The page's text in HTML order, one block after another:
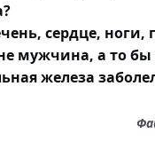
сердце, ноги,
мужчина, а то бы
железа